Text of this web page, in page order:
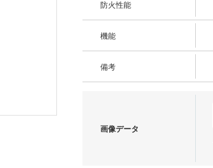
防火性能
機能
備考
画像データ